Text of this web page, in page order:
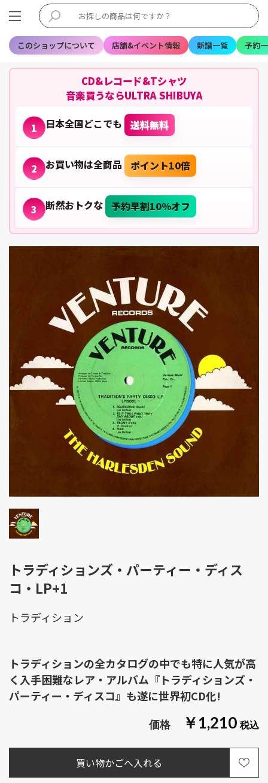
このショップについて 店舗&イベント情報 新譜一覧 予約
CD&レコード&Tシャツ
音楽買うならULTRA SHIBUYA
1 日本全国どこでも 送料無料
2 お買い物は全商品 ポイント10倍
3 断然おトクな 予約早割10%オフ
トラディションズ・パーティー・ディス
コ・LP+1
￥1,210
トラディション
トラディションの全カタログの中でも特に人気が高
く入手困難なレア・アルバム『トラディションズ・
パーティー・ディスコ』も遂に世界初CD化!